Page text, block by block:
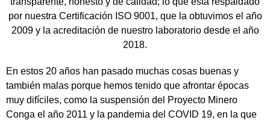
por nuestra Certificación ISO 9001, que la obtuvimos el año
2009 y la acreditación de nuestro laboratorio desde el año
2018.
En estos 20 años han pasado muchas cosas buenas y
también malas porque hemos tenido que afrontar épocas
muy difíciles, como la suspensión del Proyecto Minero
Conga el año 2011 y la pandemia del COVID 19, en la que